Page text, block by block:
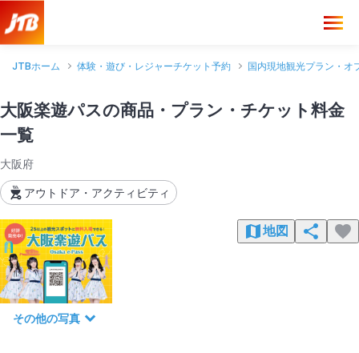
JTBホーム 体験・遊び・レジャーチケット予約 国内現地観光プラン・オ
大阪楽遊パスの商品・プラン・チケット料金
一覧
大阪府
アウトドア・アクティビティ
地図
その他の写真